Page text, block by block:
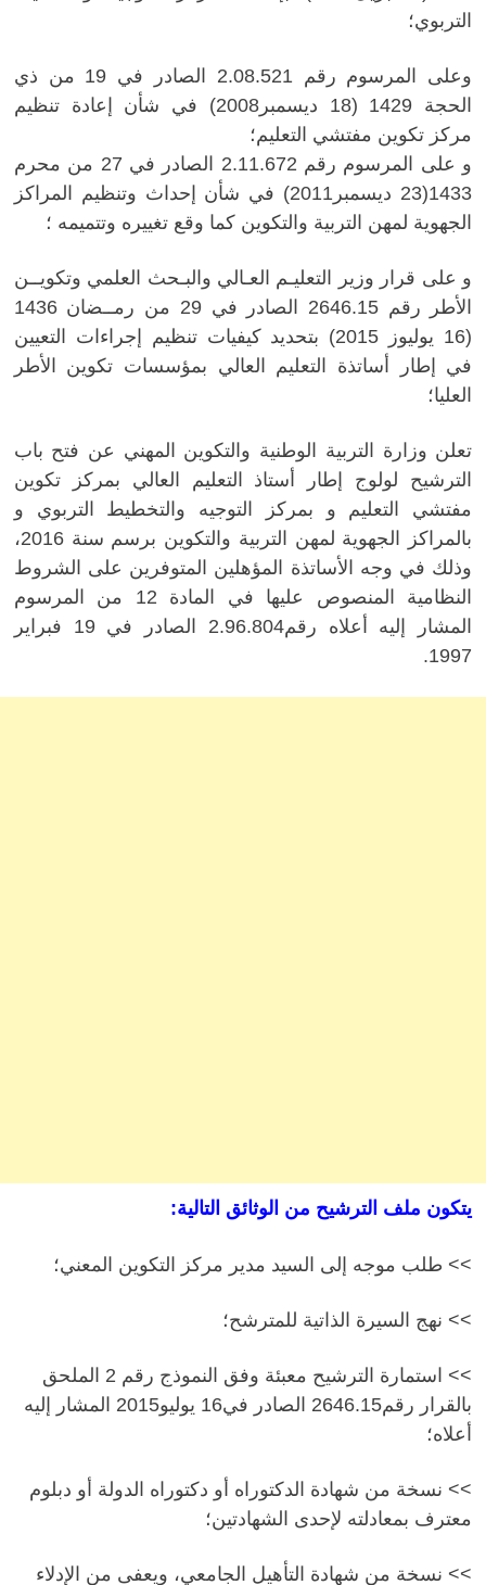
التربوي؛
وعلى المرسوم رقم 2.08.521 الصادر في 19 من ذي
الحجة 1429 (18 ديسمبر2008) في شأن إعادة تنظيم
مركز تكوين مفتشي التعليم؛
و على المرسوم رقم 2.11.672 الصادر في 27 من محرم
1433(23 ديسمبر2011) في شأن إحداث وتنظيم المراكز
الجهوية لمهن التربية والتكوين كما وقع تغييره وتتميمه ؛
و على قرار وزير التعليـم العـالي والبـحث العلمي وتكويــن
الأطر رقم 2646.15 الصادر في 29 من رمــضان 1436
(16 يوليوز 2015) بتحديد كيفيات تنظيم إجراءات التعيين
في إطار أساتذة التعليم العالي بمؤسسات تكوين الأطر
العليا؛
تعلن وزارة التربية الوطنية والتكوين المهني عن فتح باب
الترشيح لولوج إطار أستاذ التعليم العالي بمركز تكوين
مفتشي التعليم و بمركز التوجيه والتخطيط التربوي و
بالمراكز الجهوية لمهن التربية والتكوين برسم سنة 2016،
وذلك في وجه الأساتذة المؤهلين المتوفرين على الشروط
النظامية المنصوص عليها في المادة 12 من المرسوم
المشار إليه أعلاه رقم2.96.804 الصادر في 19 فبراير
1997.
يتكون ملف الترشيح من الوثائق التالية:
>> طلب موجه إلى السيد مدير مركز التكوين المعني؛
>> نهج السيرة الذاتية للمترشح؛
>> استمارة الترشيح معبئة وفق النموذج رقم 2 الملحق
بالقرار رقم2646.15 الصادر في16 يوليو2015 المشار إليه
أعلاه؛
>> نسخة من شهادة الدكتوراه أو دكتوراه الدولة أو دبلوم
معترف بمعادلته لإحدى الشهادتين؛
>> نسخة من شهادة التأهيل الجامعي، ويعفى من الإدلاء